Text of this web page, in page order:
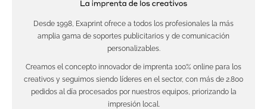
Desde 1998, Exaprint ofrece a todos los profesionales la más
amplia gama de soportes publicitarios y de comunicación
personalizables.
Creamos el concepto innovador de imprenta 100% online para los
creativos y seguimos siendo líderes en el sector, con más de 2.800
pedidos al día procesados por nuestros equipos, priorizando la
impresión local.